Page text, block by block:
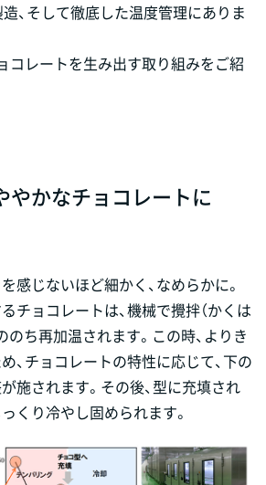
造、そして徹底した温度管理にありま
コレートを生み出す取り組みをご紹
やかなチョコレートに
感じないほど細かく、なめらかに。
チョコレートは、機械で攪拌（かくは
のち再加温されます。この時、よりき
、チョコレートの特性に応じて、下の
施されます。その後、型に充填され
くり冷やし固められます。